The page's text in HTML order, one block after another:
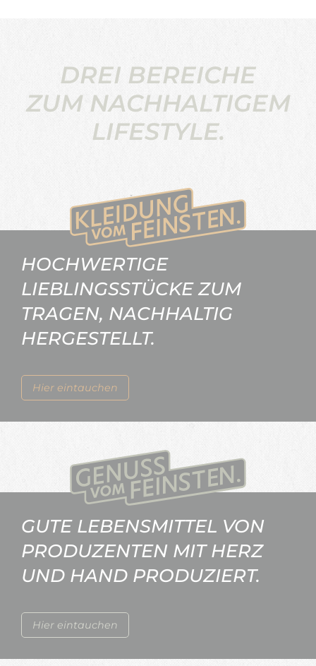
DREI BEREICHE
ZUM NACHHALTIGEM
LIFESTYLE.
Hier eintauchen
HOCHWERTIGE
LIEBLINGSSTÜCKE ZUM
TRAGEN, NACHHALTIG
HERGESTELLT.
Hier eintauchen
GUTE LEBENSMITTEL VON
PRODUZENTEN MIT HERZ
UND HAND PRODUZIERT.